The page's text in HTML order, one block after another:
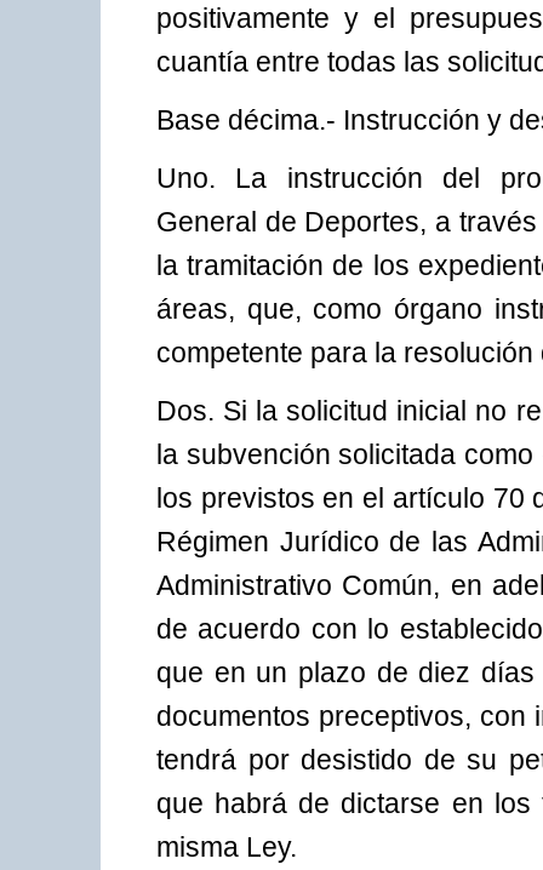
positivamente y el
cuantía entre todas las
Base décima.- Instrucción y
Uno. La instrucción del
General de Deportes, a
la tramitación de los
áreas, que, como órgano
competente para la
Dos. Si la solicitud inicial no
la subvención solicitada
los previstos en el artículo 70
Régimen Jurídico de las
Administrativo Común, en
de acuerdo con lo
que en un plazo de diez
documentos preceptivos,
tendrá por desistido de su
que habrá de dictarse en
misma Ley.